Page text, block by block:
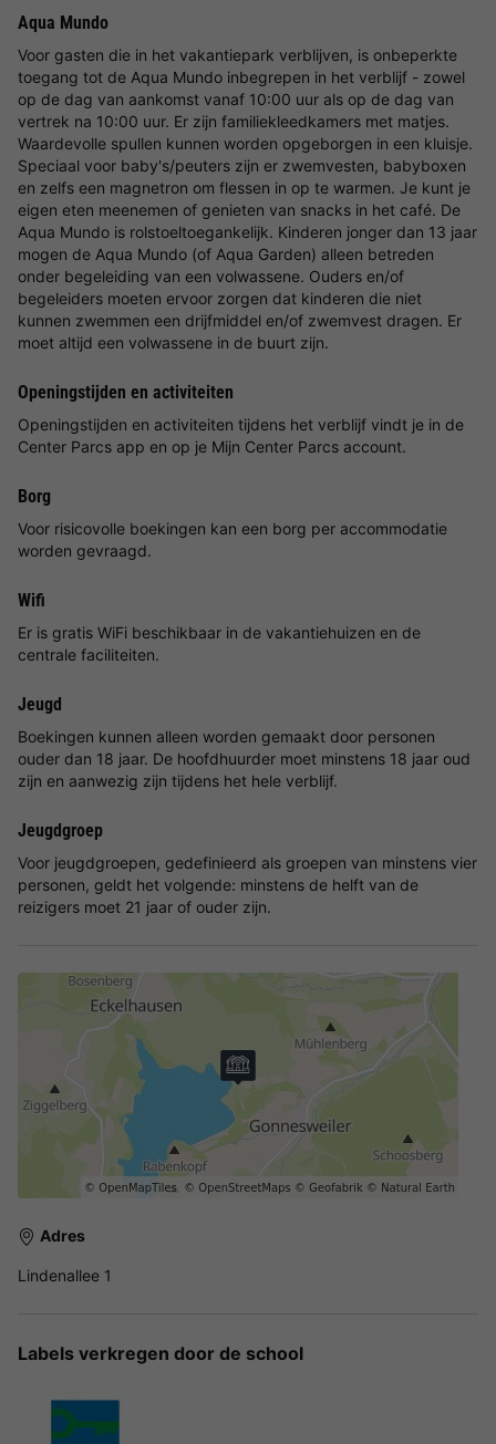
Aqua Mundo
Voor gasten die in het vakantiepark verblijven, is onbeperkte
toegang tot de Aqua Mundo inbegrepen in het verblijf - zowel
op de dag van aankomst vanaf 10:00 uur als op de dag van
vertrek na 10:00 uur. Er zijn familiekleedkamers met matjes.
Waardevolle spullen kunnen worden opgeborgen in een kluisje.
Speciaal voor baby's/peuters zijn er zwemvesten, babyboxen
en zelfs een magnetron om flessen in op te warmen. Je kunt je
eigen eten meenemen of genieten van snacks in het café. De
Aqua Mundo is rolstoeltoegankelijk. Kinderen jonger dan 13 jaar
mogen de Aqua Mundo (of Aqua Garden) alleen betreden
onder begeleiding van een volwassene. Ouders en/of
begeleiders moeten ervoor zorgen dat kinderen die niet
kunnen zwemmen een drijfmiddel en/of zwemvest dragen. Er
moet altijd een volwassene in de buurt zijn.
Openingstijden en activiteiten
Openingstijden en activiteiten tijdens het verblijf vindt je in de
Center Parcs app en op je Mijn Center Parcs account.
Borg
Voor risicovolle boekingen kan een borg per accommodatie
worden gevraagd.
Wifi
Er is gratis WiFi beschikbaar in de vakantiehuizen en de
centrale faciliteiten.
Jeugd
Boekingen kunnen alleen worden gemaakt door personen
ouder dan 18 jaar. De hoofdhuurder moet minstens 18 jaar oud
zijn en aanwezig zijn tijdens het hele verblijf.
Jeugdgroep
Voor jeugdgroepen, gedefinieerd als groepen van minstens vier
personen, geldt het volgende: minstens de helft van de
reizigers moet 21 jaar of ouder zijn.
Adres
Lindenallee 1
Labels verkregen door de school